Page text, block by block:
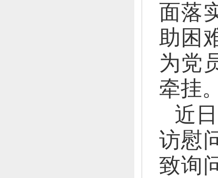
面落
助困
为党
牵挂
近
访慰
致询